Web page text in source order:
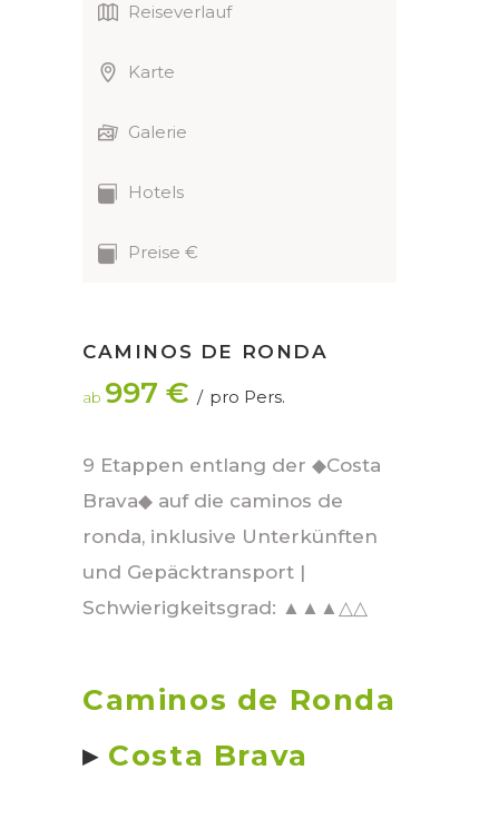
Reiseverlauf
Karte
Galerie
Hotels
Preise €
CAMINOS DE RONDA
ab 997 € pro Pers.
9 Etappen entlang der ◆Costa
Brava◆ auf die caminos de
ronda, inklusive Unterkünften
und Gepäcktransport |
Schwierigkeitsgrad: ▲▲▲△△
Caminos de Ronda
▸ Costa Brava